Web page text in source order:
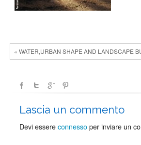
« WATER,URBAN SHAPE AND LANDSCAPE
Lascia un commento
Devi essereconnessoper inviare un